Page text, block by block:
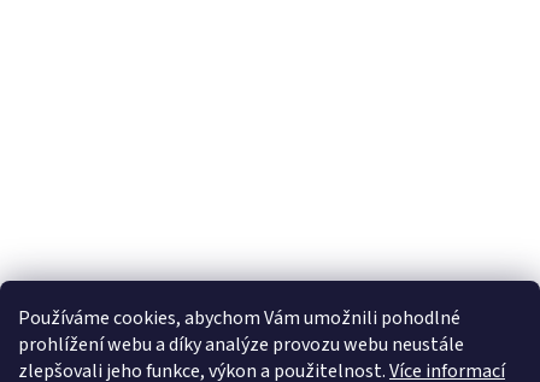
Používáme cookies, abychom Vám umožnili pohodlné
prohlížení webu a díky analýze provozu webu neustále
zlepšovali jeho funkce, výkon a použitelnost.Více informací